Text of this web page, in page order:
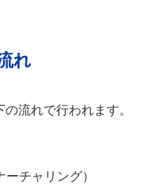
れ
流れで行われます。
チャリング）